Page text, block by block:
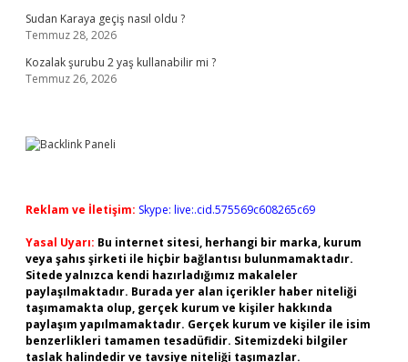
Sudan Karaya geçiş nasıl oldu ?
Temmuz 28, 2026
Kozalak şurubu 2 yaş kullanabilir mi ?
Temmuz 26, 2026
Reklam ve İletişim: Skype: live:.cid.575569c608265c69
Yasal Uyarı: Bu internet sitesi, herhangi bir marka, kurum
veya şahıs şirketi ile hiçbir bağlantısı bulunmamaktadır.
Sitede yalnızca kendi hazırladığımız makaleler
paylaşılmaktadır. Burada yer alan içerikler haber niteliği
taşımamakta olup, gerçek kurum ve kişiler hakkında
paylaşım yapılmamaktadır. Gerçek kurum ve kişiler ile isim
benzerlikleri tamamen tesadüfidir. Sitemizdeki bilgiler
taslak halindedir ve tavsiye niteliği taşımazlar.